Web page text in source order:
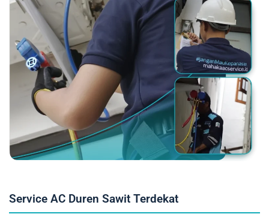
Service AC Duren Sawit Terdekat